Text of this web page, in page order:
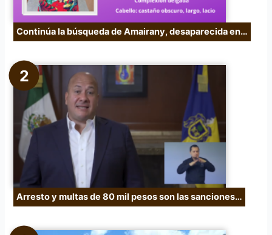
Continúa la búsqueda de Amairany, desaparecida en…
Arresto y multas de 80 mil pesos son las sanciones…